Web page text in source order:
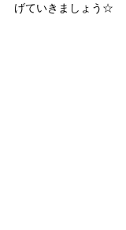
げていきましょう☆